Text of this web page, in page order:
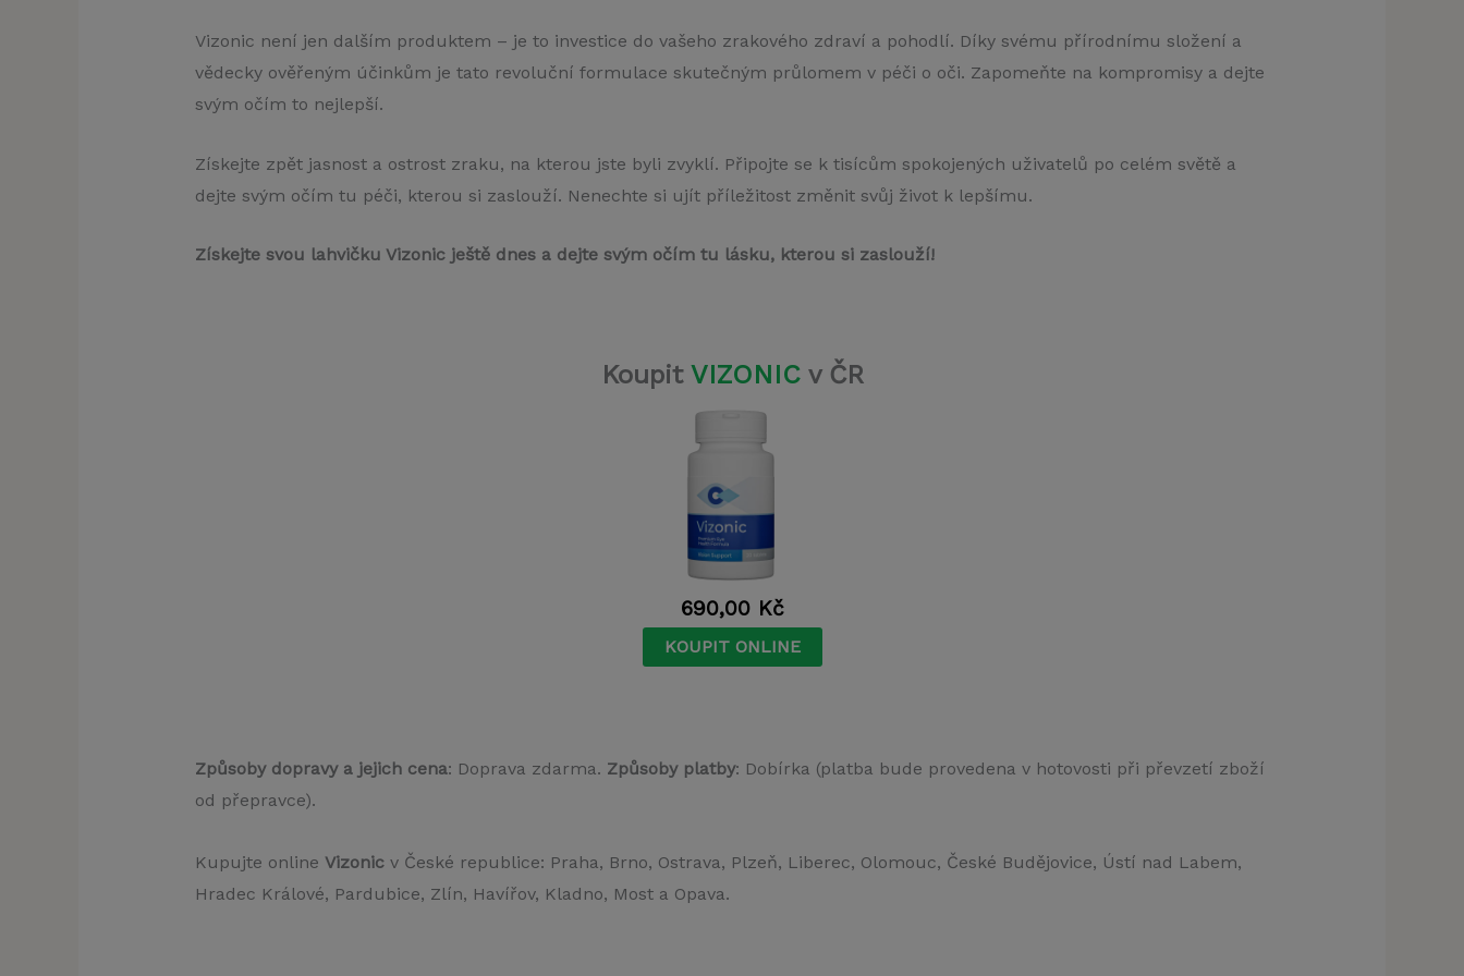
Vizonic není jen dalším produktem – je to investice do vašeho zrakového zdraví a pohodlí. Díky svému přírodnímu složení a
vědecky ověřeným účinkům je tato revoluční formulace skutečným průlomem v péči o oči. Zapomeňte na kompromisy a dejte
svým očím to nejlepší.
Získejte zpět jasnost a ostrost zraku, na kterou jste byli zvyklí. Připojte se k tisícům spokojených uživatelů po celém světě a
dejte svým očím tu péči, kterou si zaslouží. Nenechte si ujít příležitost změnit svůj život k lepšímu.
Získejte svou lahvičku Vizonic ještě dnes a dejte svým očím tu lásku, kterou si zaslouží!
Koupit VIZONICv ČR
690,00 Kč
KOUPIT ONLINE
Způsoby dopravy a jejich cena: Doprava zdarma. Způsoby platby: Dobírka (platba bude provedena v hotovosti při převzetí zboží
od přepravce).
Kupujte online Vizonicv České republice: Praha, Brno, Ostrava, Plzeň, Liberec, Olomouc, České Budějovice, Ústí nad Labem,
Hradec Králové, Pardubice, Zlín, Havířov, Kladno, Most a Opava.